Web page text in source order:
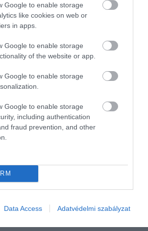
Google to enable storage
like cookies on web or
in apps.
Google to enable storage
of the website or app.
Google to enable storage
Google to enable storage
including authentication
fraud prevention, and other
Data Access Adatvédelmi szabályzat
pusztán esztétikai
szélsőséges esetekben
befolyásolták az emberek
helyzetüket is. Kína
a lábelkötés gyakorlata, amely
át brutális módon…
TÓTH EMMA
lábbelik és egy
hagyomány: a…